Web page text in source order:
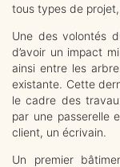
tous types de projet,
Une des volontés
d’avoir un impact
ainsi entre les
existante. Cette
le cadre des
par une passerelle
client, un écrivain.
Un premier